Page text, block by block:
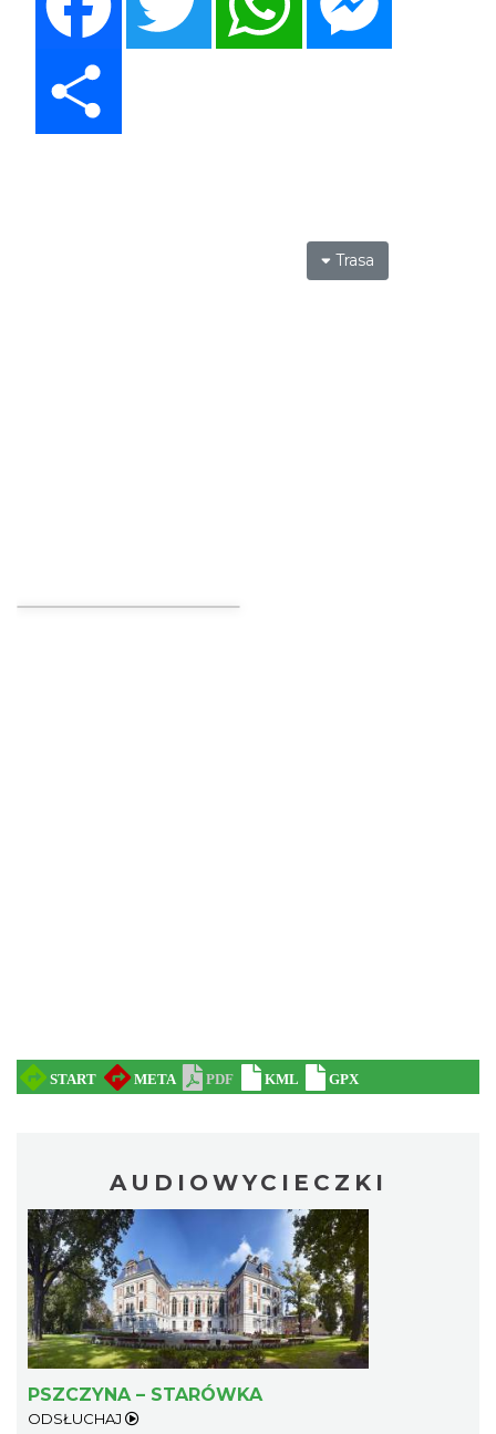
Trasa
AUDIOWYCIECZKI
PSZCZYNA – STARÓWKA
ODSŁUCHAJ